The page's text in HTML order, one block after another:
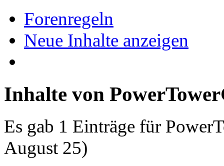
Forenregeln
Neue Inhalte anzeigen
Inhalte von
Es gab 1 Einträge für
August 25)